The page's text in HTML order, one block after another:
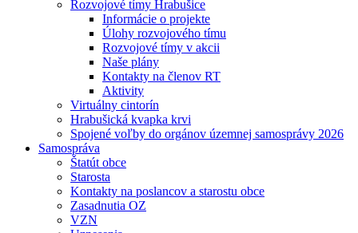
Rozvojové tímy Hrabušice
Informácie o projekte
Úlohy rozvojového tímu
Rozvojové tímy v akcii
Naše plány
Kontakty na členov RT
Aktivity
Virtuálny cintorín
Hrabušická kvapka krvi
Spojené voľby do orgánov územnej samosprávy 2026
Samospráva
Štatút obce
Starosta
Kontakty na poslancov a starostu obce
Zasadnutia OZ
VZN